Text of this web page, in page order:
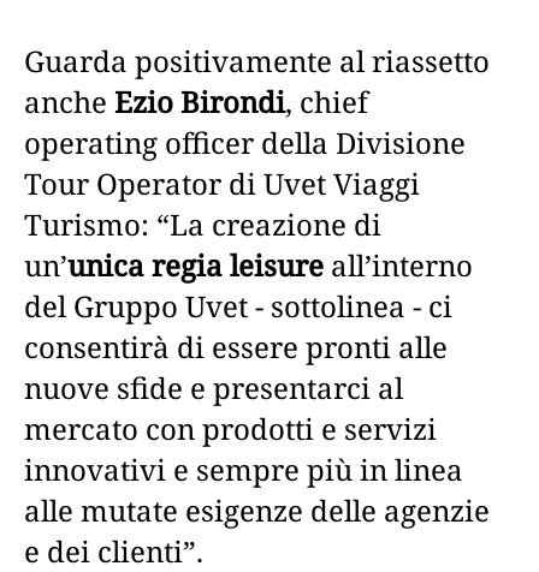
Guarda positivamente al riassetto
anche Ezio Birondi, chief
operating officer della Divisione
Tour Operator di Uvet Viaggi
Turismo: “La creazione di
un’unica regia leisure all’interno
del Gruppo Uvet - sottolinea - ci
consentirà di essere pronti alle
nuove sfide e presentarci al
mercato con prodotti e servizi
innovativi e sempre più in linea
alle mutate esigenze delle agenzie
e dei clienti”.